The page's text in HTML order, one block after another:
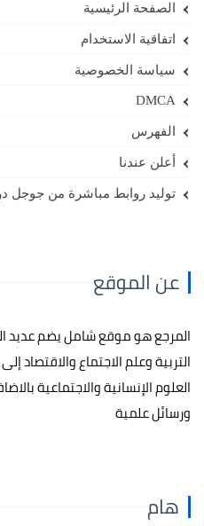
الصفحة الرئيسية
اتفاقية الاستخدام
سياسة الخصوصية
DMCA
الفهرس
أعلن عندنا
توليد روابط مباشرة من جوجل
عن الموقع
المرجع هو موقع شامل يضم عديد
التربية وعلم الاجتماع
العلوم الإنسانية والاجتماعية
ورسائل علمية
هام